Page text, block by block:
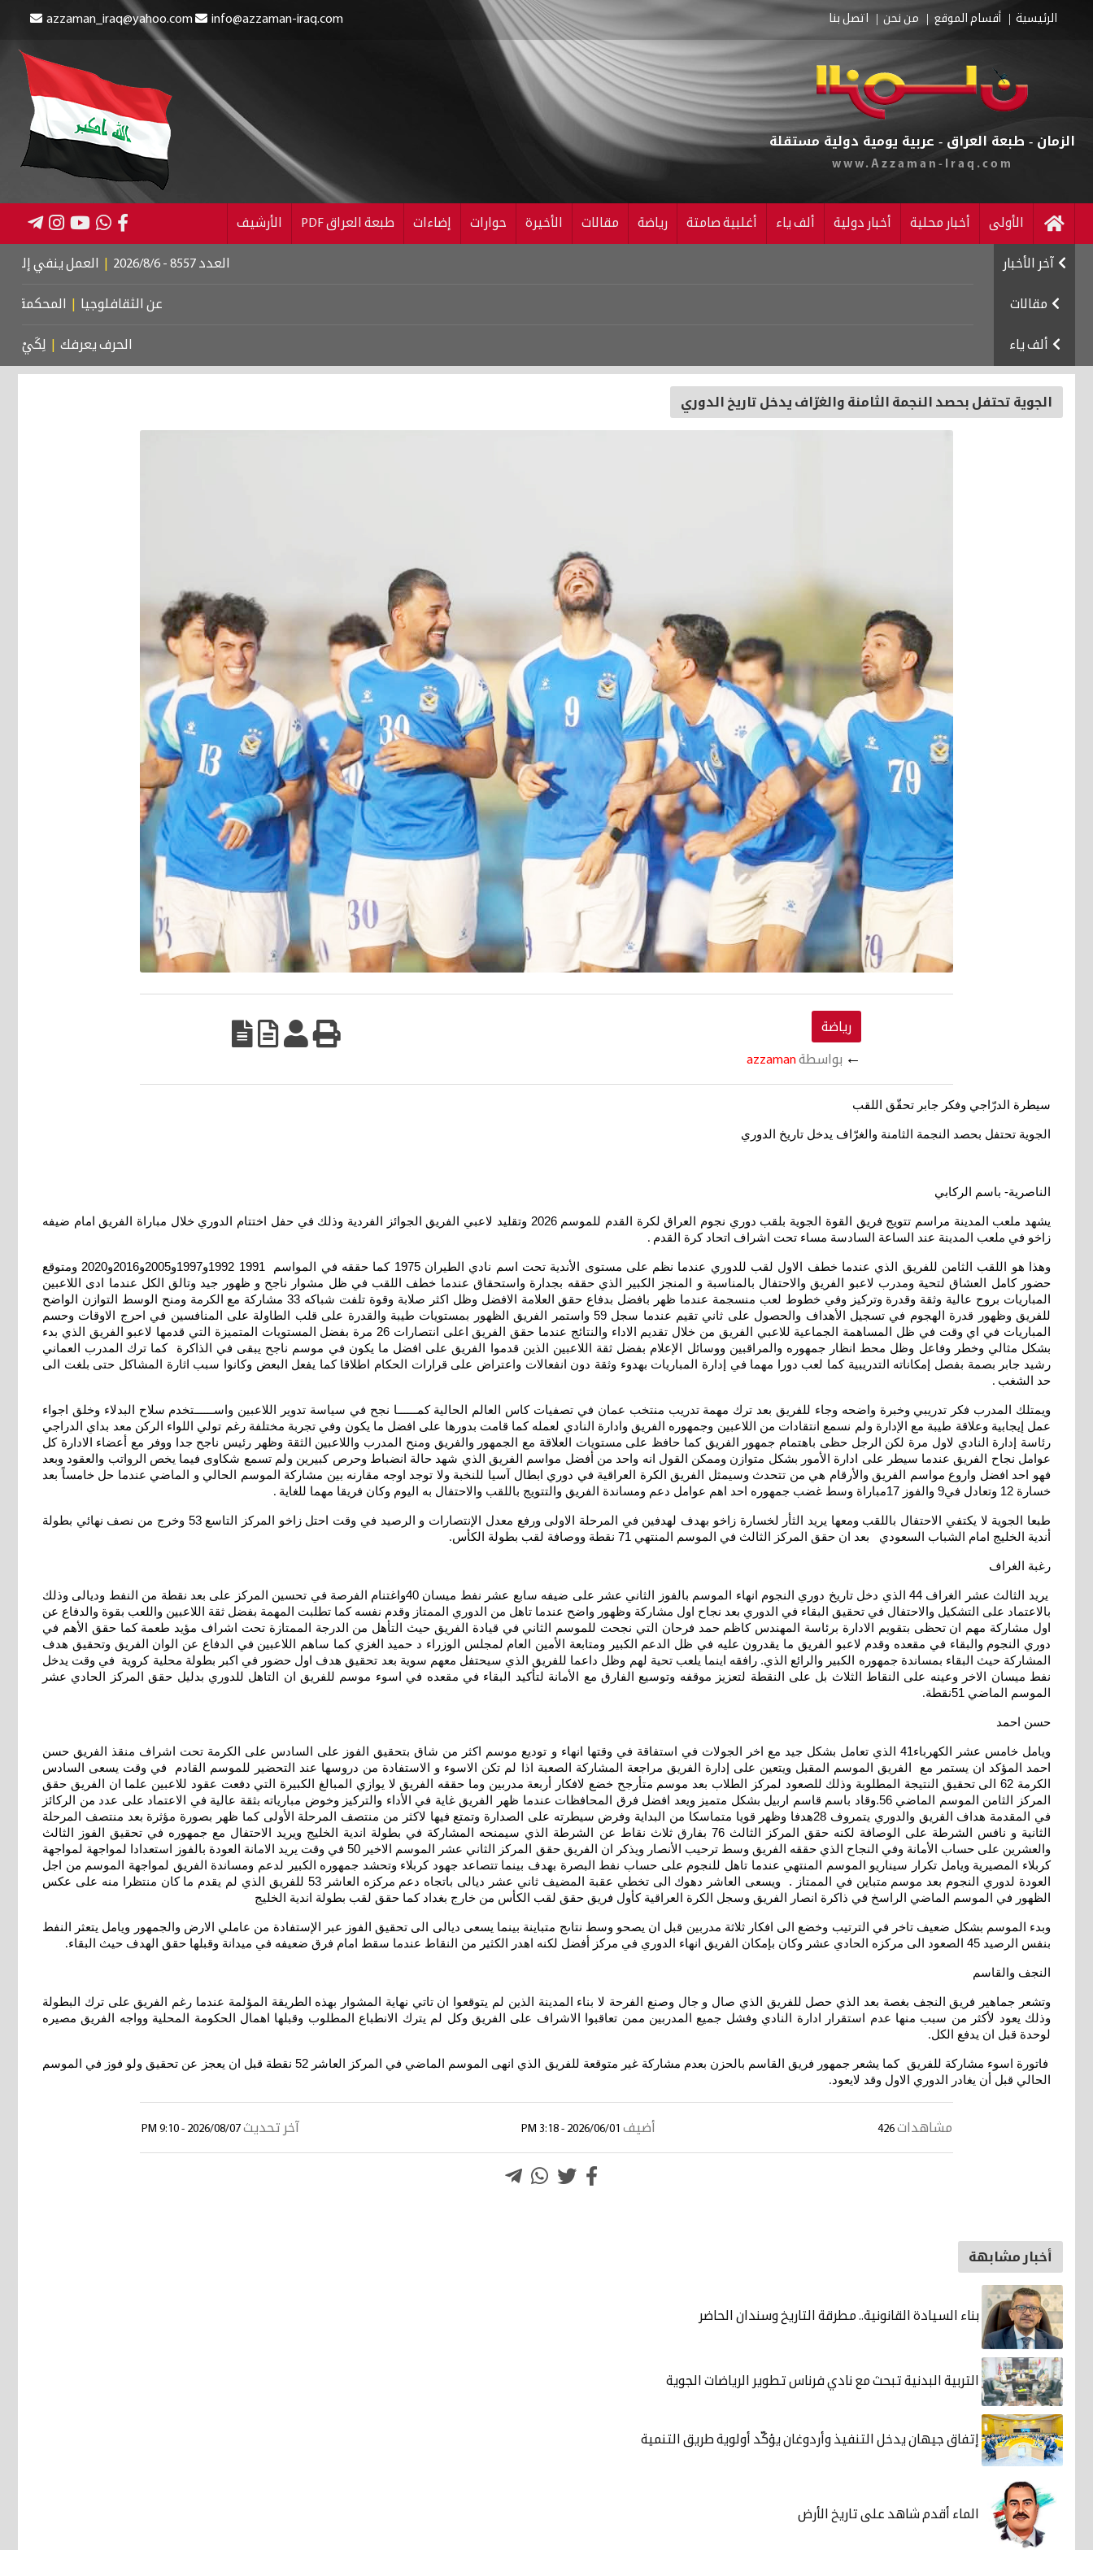
الرئيسية أقسام الموقع من نحن اتصل بنا azzaman_iraq@yahoo.com info@azzaman-iraq.com
الزمان - طبعة العراق - عربية يومية دولية مستقلة
www.Azzaman-Iraq.com
الأولى أخبار محلية أخبار دولية ألف ياء أغلبية صامتة رياضة مقالات الأخيرة حوارات إضاءات طبعة العراق PDF الأرشيف
آخر الأخبار | العمل ينفي إلغاء الإعانة عن
مقالات عن الثقافلوجيا | المحكمة الجنائية
ألف ياء الحرف يعرفك | لِكَيْ أُبَالِغَ فِي
الجوية تحتفل بحصد النجمة الثامنة والغرّاف يدخل تاريخ الدوري
رياضة
← بواسطةazzaman
سيطرة الدرّاجي وفكر جابر تحقّق اللقب
الجوية تحتفل بحصد النجمة الثامنة والغرّاف يدخل تاريخ الدوري
الناصرية- باسم الركابي
يشهد ملعب المدينة مراسم تتويج فريق القوة الجوية بلقب دوري نجوم العراق لكرة القدم للموسم 2026 وتقليد لاعبي الفريق الجوائز الفردية وذلك في حفل اختتام الدوري خلال مباراة الفريق امام ضيفه
زاخو في ملعب المدينة عند الساعة السادسة مساء تحت اشراف اتحاد كرة القدم .
وهذا هو اللقب الثامن للفريق الذي عندما خطف الاول لقب للدوري عندما نظم على مستوى الأندية تحت اسم نادي الطيران 1975 كما حققه في المواسم 1991 1992و1997و2005و2016و2020 ومتوقع
حضور كامل العشاق لتحية ومدرب لاعبو الفريق والاحتفال بالمناسبة و المنجز الكبير الذي حققه بجدارة واستحقاق عندما خطف اللقب في ظل مشوار ناجح و ظهور جيد وتالق الكل عندما ادى اللاعبين
المباريات بروح عالية وثقة وقدرة وتركيز وفي خطوط لعب منسجمة عندما ظهر بافضل بدفاع حقق العلامة الافضل وظل اكثر صلابة وقوة تلفت شباكه 33 مشاركة مع الكرمة ومنح الوسط التوازن الواضح
للفريق وظهور قدرة الهجوم في تسجيل الأهداف والحصول على ثاني تقيم عندما سجل 59 واستمر الفريق الظهور بمستويات طيبة والقدرة على قلب الطاولة على المنافسين في احرج الاوقات وحسم
المباريات في اي وقت في ظل المساهمة الجماعية للاعبي الفريق من خلال تقديم الاداء والنتائج عندما حقق الفريق اعلى انتصارات 26 مرة بفضل المستويات المتميزة التي قدمها لاعبو الفريق الذي بدء
بشكل مثالي وخطر وفاعل وظل محط انظار جمهوره والمراقبين ووسائل الإعلام بفضل ثقة اللاعبين الذين قدموا الفريق على افضل ما يكون في موسم ناجح يبقى في الذاكرة كما ترك المدرب العماني
رشيد جابر بصمة بفصل إمكاناته التدريبية كما لعب دورا مهما في إدارة المباريات بهدوء وثقة دون انفعالات واعتراض على قرارات الحكام اطلاقا كما يفعل البعض وكانوا سبب اثارة المشاكل حتى بلغت الى
حد الشغب .
ويمتلك المدرب فكر تدريبي وخبرة واضحه وجاء للفريق بعد ترك مهمة تدريب منتخب عمان في تصفيات كاس العالم الحالية كمــــــا نجح في سياسة تدوير اللاعبين واســــــتخدم سلاح البدلاء وخلق اجواء
عمل إيجابية وعلاقة طيبة مع الإدارة ولم نسمع انتقادات من اللاعبين وجمهوره الفريق وادارة النادي لعمله كما قامت بدورها على افضل ما يكون وفي تجربة مختلفة رغم تولي اللواء الركن معد بداي الدراجي
رئاسة إدارة النادي لاول مرة لكن الرجل حظى باهتمام جمهور الفريق كما حافظ على مستويات العلاقة مع الجمهور والفريق ومنح المدرب واللاعبين الثقة وظهر رئيس ناجح جدا ووفر مع أعضاء الادارة كل
عوامل نجاح الفريق عندما سيطر على ادارة الأمور بشكل متوازن وممكن القول انه واحد من أفضل مواسم الفريق الذي شهد حالة انضباط وحرص كبيرين ولم تسمع شكاوى فيما يخص الرواتب والعقود وبعد
فهو احد افضل واروع مواسم الفريق والأرقام هي من تتحدث وسيمثل الفريق الكرة العراقية في دوري ابطال آسيا للنخبة ولا توجد اوجه مقارنه بين مشاركة الموسم الحالي و الماضي عندما حل خامساً بعد
خسارة 12 وتعادل في9 والفوز 17مباراة وسط غضب جمهوره احد اهم عوامل دعم ومساندة الفريق والتتويج باللقب والاحتفال به اليوم وكان فريقا مهما للغاية
.
طبعا الجوية لا يكتفي الاحتفال باللقب ومعها يريد الثأر لخسارة زاخو بهدف لهدفين في المرحلة الاولى ورفع معدل الإنتصارات و الرصيد في وقت احتل زاخو المركز التاسع 53 وخرج من نصف نهائي بطولة
أندية الخليج امام الشباب السعودي بعد ان حقق المركز الثالث في الموسم المنتهي 71 نقطة ووصافة لقب بطولة الكأس
.
رغبة الغراف
يريد الثالث عشر الغراف 44 الذي دخل تاريخ دوري النجوم انهاء الموسم بالفوز الثاني عشر على ضيفه سابع عشر نفط ميسان 40واغتنام الفرصة في تحسين المركز على بعد نقطة من النفط وديالى وذلك
بالاعتماد على التشكيل والاحتفال في تحقيق البقاء في الدوري بعد نجاح اول مشاركة وظهور واضح عندما تاهل من الدوري الممتاز وقدم نفسه كما تطلبت المهمة بفضل ثقة اللاعبين واللعب بقوة والدفاع عن
اول مشاركة مهم ان تحظى بتقويم الادارة برئاسة المهندس كاظم حمد فرحان التي نجحت للموسم الثاني في قيادة الفريق حيث التأهل من الدرجة الممتازة تحت اشراف مؤيد طعمة كما حقق الأهم في
دوري النجوم والبقاء في مقعده وقدم لاعبو الفريق ما يقدرون عليه في ظل الدعم الكبير ومتابعة الأمين العام لمجلس الوزراء د حميد الغزي كما ساهم اللاعبين في الدفاع عن الوان الفريق وتحقيق هدف
المشاركة حيث البقاء بمساندة جمهوره الكبير والرائع الذي. رافقه اينما يلعب تحية لهم وظل داعما للفريق الذي سيحتفل معهم سوية بعد تحقيق هدف اول حضور في اكبر بطولة محلية كروية في وقت يدخل
نفط ميسان الاخر وعينه على النقاط الثلاث بل على النقطة لتعزيز موقفه وتوسيع الفارق مع الأمانة لتأكيد البقاء في مقعده في اسوء موسم للفريق ان التاهل للدوري بدليل حقق المركز الحادي عشر
الموسم الماضي 51نقطة
.
حسن احمد
ويامل خامس عشر الكهرباء41 الذي تعامل بشكل جيد مع اخر الجولات في استفاقة في وقتها انهاء و توديع موسم اكثر من شاق بتحقيق الفوز على السادس على الكرمة تحت اشراف منقذ الفريق حسن
احمد المؤكد ان يستمر مع الفريق الموسم المقبل ويتعين على إدارة الفريق مراجعة المشاركة الصعبة اذا لم تكن الاسوء و الاستفادة من دروسها عند التحضير للموسم القادم في وقت يسعى السادس
الكرمة 62 الى تحقيق النتيجة المطلوبة وذلك للصعود لمركز الطلاب بعد موسم متأرجح خضع لافكار أربعة مدربين وما حققه الفريق لا يوازي المبالغ الكبيرة التي دفعت عقود للاعبين علما ان الفريق حقق
المركز الثامن الموسم الماضي 56.وقاد باسم قاسم اربيل بشكل متميز ويعد افضل فرق المحافظات عندما ظهر الفريق غاية في الأداء والتركيز وخوض مبارياته بثقة عالية في الاعتماد على عدد من الركائز
في المقدمة هداف الفريق والدوري يتمروف 28هدفا وظهر قويا متماسكا من البداية وفرض سيطرته على الصدارة وتمتع فيها لاكثر من منتصف المرحلة الأولى كما ظهر بصورة مؤثرة بعد منتصف المرحلة
الثانية و نافس الشرطة على الوصافة لكنه حقق المركز الثالث 76 بفارق ثلاث نقاط عن الشرطة الذي سيمنحه المشاركة في بطولة اندية الخليج ويريد الاحتفال مع جمهوره في تحقيق الفوز الثالث
والعشرين على حساب الأمانة وفي النجاح الذي حققه الفريق وسط ترحيب الأنصار ويذكر ان الفريق حقق المركز الثاني عشر الموسم الاخير 50 في وقت يريد الامانة العودة بالفوز استعدادا لمواجهة لمواجهة
كربلاء المصيرية ويامل تكرار سيناريو الموسم المنتهي عندما تاهل للنجوم على حساب نفط البصرة بهدف بينما تتصاعد جهود كربلاء وتحشد جمهوره الكبير لدعم ومساندة الفريق لمواجهة الموسم من اجل
العودة لدوري النجوم بعد موسم متباين في الممتاز . ويسعى العاشر دهوك الى تخطي عقبة المضيف ثاني عشر ديالى باتجاه دعم مركزه العاشر 53 للفريق الذي لم يقدم ما كان منتظرا منه على عكس
الظهور في الموسم الماضي الراسخ في ذاكرة انصار الفريق وسجل الكرة العراقية كأول فريق حقق لقب الكأس من خارج بغداد كما حقق لقب بطولة اندية الخليج
وبدء الموسم بشكل ضعيف تاخر في الترتيب وخضع الى افكار ثلاثة مدربين قبل ان يصحو وسط نتاىج متباينة بينما يسعى ديالى الى تحقيق الفوز عبر الإستفادة من عاملي الارض والجمهور ويامل يتعثر النفط
بنفس الرصيد 45 الصعود الى مركزه الحادي عشر وكان بإمكان الفريق انهاء الدوري في مركز أفضل لكنه اهدر الكثير من النقاط عندما سقط امام فرق ضعيفه في ميدانة وقبلها حقق الهدف حيث البقاء
.
النجف والقاسم
وتشعر جماهير فريق النجف بغصة بعد الذي حصل للفريق الذي صال و جال وصنع الفرحة لا بناء المدينة الذين لم يتوقعوا ان تاتي نهاية المشوار بهذه الطريقة المؤلمة عندما رغم الفريق على ترك البطولة
وذلك يعود لأكثر من سبب منها عدم استقرار ادارة النادي وفشل جميع المدربين ممن تعاقبوا الاشراف على الفريق وكل لم يترك الانطباع المطلوب وقبلها اهمال الحكومة المحلية وواجه الفريق مصيره
لوحدة قبل ان يدفع الكل.
فاتورة اسوء مشاركة للفريق كما يشعر جمهور فريق القاسم بالحزن بعدم مشاركة غير متوقعة للفريق الذي انهى الموسم الماضي في المركز العاشر 52 نقطة قبل ان يعجز عن تحقيق ولو فوز في الموسم
الحالي قبل أن يغادر الدوري الاول وقد لايعود.
مشاهدات 426 أضيف 2026/06/01 - 3:18 PM آخر تحديث 2026/08/07 - 9:10 PM
أخبار مشابهة
بناء السيادة القانونية.. مطرقة التاريخ وسندان الحاضر
التربية البدنية تبحث مع نادي فرناس تطوير الرياضات الجوية
إتفاق جيهان يدخل التنفيذ وأردوغان يؤكّد أولوية طريق التنمية
الماء أقدم شاهد على تاريخ الأرض